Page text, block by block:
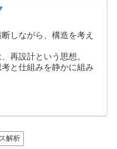
しながら、構造を考え
再設計という思想。
と仕組みを静かに組み
解析